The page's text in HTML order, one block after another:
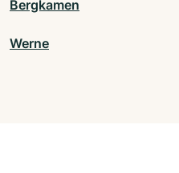
Bergkamen
Werne